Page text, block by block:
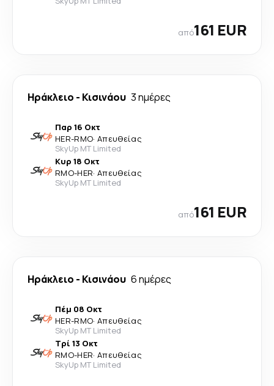
από161 EUR
Ηράκλειο - Κισινάου 3 ημέρες
Παρ 16 Οκτ
HER-RMO· Απευθείας
SkyUp MT Limited
Κυρ 18 Οκτ
RMO-HER· Απευθείας
SkyUp MT Limited
από161 EUR
Ηράκλειο - Κισινάου 6 ημέρες
Πέμ 08 Οκτ
HER-RMO· Απευθείας
SkyUp MT Limited
Τρί 13 Οκτ
RMO-HER· Απευθείας
SkyUp MT Limited